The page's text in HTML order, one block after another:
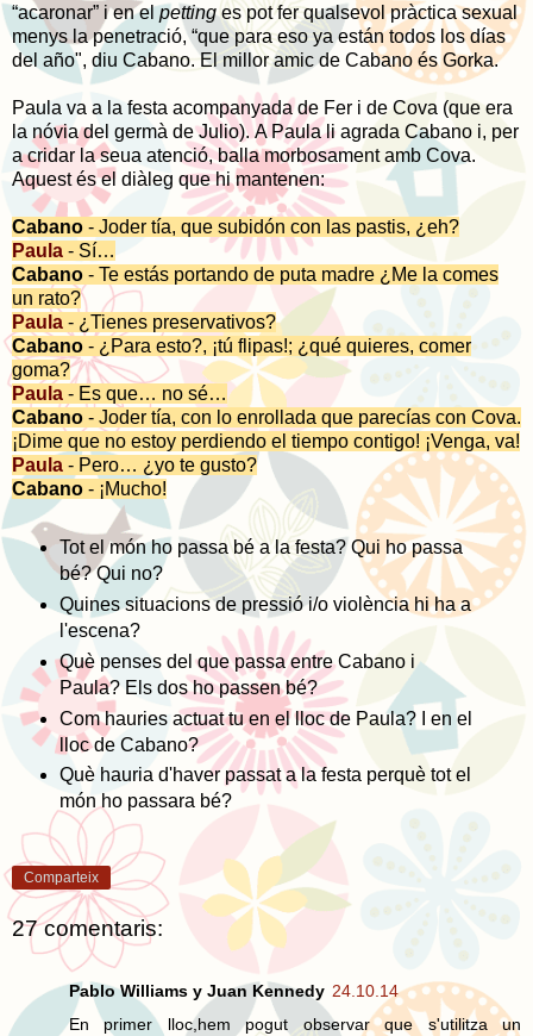
“acaronar” i en elpettinges pot fer qualsevol pràctica sexual
menys la penetració, “que para eso ya están todos los días
del año", diu Cabano. El millor amic de Cabano és Gorka.
Paula va a la festa acompanyada de Fer i de Cova (que era
la nóvia del germà de Julio). A Paula li agrada Cabano i, per
a cridar la seua atenció, balla morbosament amb Cova.
Aquest és el diàleg que hi mantenen:
Cabano - Joder tía, que subidón con las pastis, ¿eh?
Paula - Sí…
Cabano - Te estás portando de puta madre ¿Me la comes
un rato?
Paula - ¿Tienes preservativos?
Cabano - ¿Para esto?, ¡tú flipas!; ¿qué quieres, comer
goma?
Paula - Es que… no sé…
Cabano - Joder tía, con lo enrollada que parecías con Cova.
¡Dime que no estoy perdiendo el tiempo contigo! ¡Venga, va!
Paula - Pero… ¿yo te gusto?
Cabano - ¡Mucho!
Tot el món ho passa bé a la festa? Qui ho passa
bé? Qui no?
Quines situacions de pressió i/o violència hi ha a
l'escena?
Què penses del que passa entre Cabano i
Paula? Els dos ho passen bé?
Com hauries actuat tu en el lloc de Paula? I en el
lloc de Cabano?
Què hauria d'haver passat a la festa perquè tot el
món ho passara bé?
Comparteix
27 comentaris:
Pablo Williams y Juan Kennedy 24.10.14
En primer lloc,hem pogut observar que s'utilitza un